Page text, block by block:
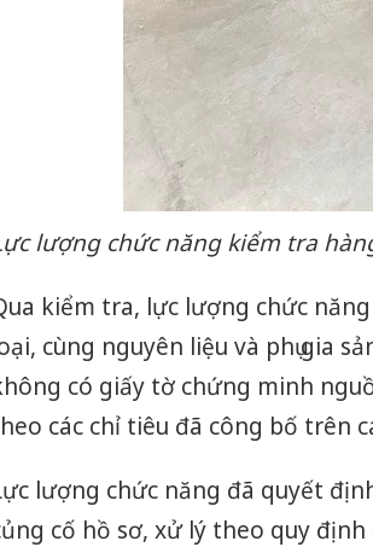
lượng chức năng kiểm tra
kiểm tra, lực lượng chức
cùng nguyên liệu và phụ gia
có giấy tờ chứng minh
các chỉ tiêu đã công bố trên
lượng chức năng đã quyết
cố hồ sơ, xử lý theo quy định